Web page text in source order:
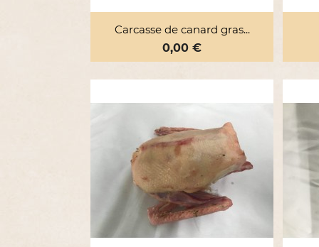
Carcasse de canard gras...
Prix
0,00 €
Aperçu rapide